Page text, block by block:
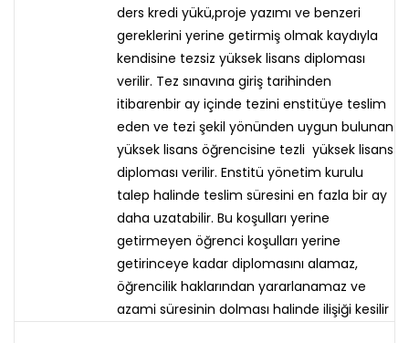
ders kredi yükü,proje yazımı ve benzeri
gereklerini yerine getirmiş olmak kaydıyla
kendisine tezsiz yüksek lisans diploması
verilir. Tez sınavına giriş tarihinden
itibarenbir ay içinde tezini enstitüye teslim
eden ve tezi şekil yönünden uygun bulunan
yüksek lisans öğrencisine tezli yüksek lisans
diploması verilir. Enstitü yönetim kurulu
talep halinde teslim süresini en fazla bir ay
daha uzatabilir. Bu koşulları yerine
getirmeyen öğrenci koşulları yerine
getirinceye kadar diplomasını alamaz,
öğrencilik haklarından yararlanamaz ve
azami süresinin dolması halinde ilişiği kesilir